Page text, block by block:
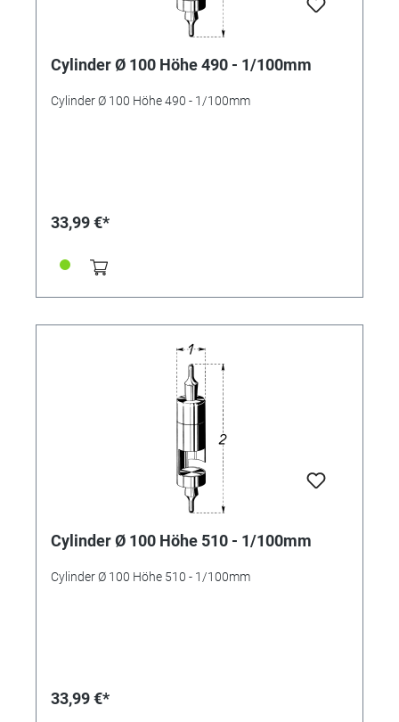
Cylinder Ø 100 Höhe 490 - 1/100mm
Cylinder Ø 100 Höhe 490 - 1/100mm
33,99 €*
Cylinder Ø 100 Höhe 510 - 1/100mm
Cylinder Ø 100 Höhe 510 - 1/100mm
33,99 €*